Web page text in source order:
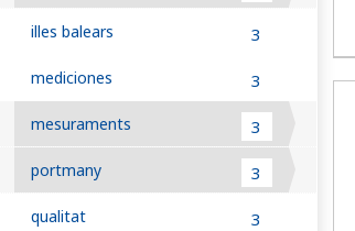
illes balears 3
mediciones 3
mesuraments 3
portmany 3
qualitat 3